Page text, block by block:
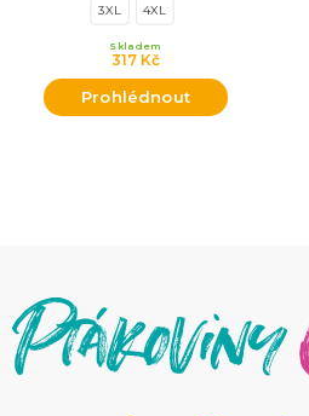
3XL 4XL
317 Kč
Skladem
Prohlédnout